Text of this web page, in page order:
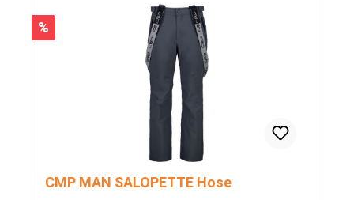
Rabatt
%
CMP MAN SALOPETTE Hose